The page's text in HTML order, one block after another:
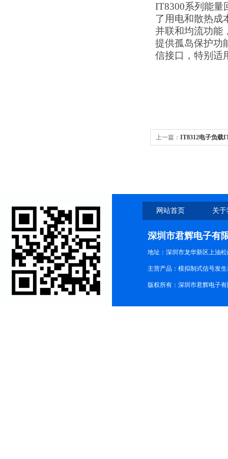
IT8300系列能量
了用电和散热成
并联和均流功能
提供孤岛保护功
信接口，特别适
上一篇： IT8312电子负载
网站首页 关
深圳市君辉电子有
地址：深圳市龙华新区上油松
主营产品：模拟制式信号发
版权所有：深圳市君辉电子